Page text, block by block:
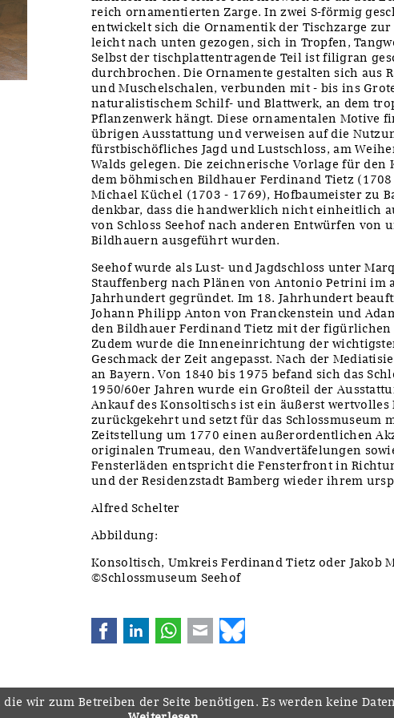
reich ornamentierten Zarge. In zwei S-förmig
entwickelt sich die Ornamentik der Tischzarge
leicht nach unten gezogen, sich in Tropfen,
Selbst der tischplattentragende Teil ist filigran
durchbrochen. Die Ornamente gestalten sich aus
und Muschelschalen, verbunden mit - bis ins
naturalistischem Schilf- und Blattwerk, an dem
Pflanzenwerk hängt. Diese ornamentalen Motive
übrigen Ausstattung und verweisen auf die
fürstbischöfliches Jagd und Lustschloss, am
Walds gelegen. Die zeichnerische Vorlage für den
dem böhmischen Bildhauer Ferdinand Tietz
Michael Küchel (1703 - 1769), Hofbaumeister zu
denkbar, dass die handwerklich nicht einheitlich
von Schloss Seehof nach anderen Entwürfen von
Bildhauern ausgeführt wurden.
Seehof wurde als Lust- und Jagdschloss unter
Stauffenberg nach Plänen von Antonio Petrini im
Jahrhundert gegründet. Im 18. Jahrhundert
Johann Philipp Anton von Franckenstein und
den Bildhauer Ferdinand Tietz mit der figürlichen
Zudem wurde die Inneneinrichtung der
Geschmack der Zeit angepasst. Nach der
an Bayern. Von 1840 bis 1975 befand sich das
1950/60er Jahren wurde ein Großteil der
Ankauf des Konsoltischs ist ein äußerst wertvolles
zurückgekehrt und setzt für das Schlossmuseum
Zeitstellung um 1770 einen außerordentlichen
originalen Trumeau, den Wandvertäfelungen
Fensterläden entspricht die Fensterfront in
und der Residenzstadt Bamberg wieder ihrem
Alfred Schelter
Abbildung:
Konsoltisch, Umkreis Ferdinand Tietz oder Jakob
©Schlossmuseum Seehof
FacebookLinkedInWhatsApp
E-mail
wir zum Betreiben der Seite benötigen. Es werden keine